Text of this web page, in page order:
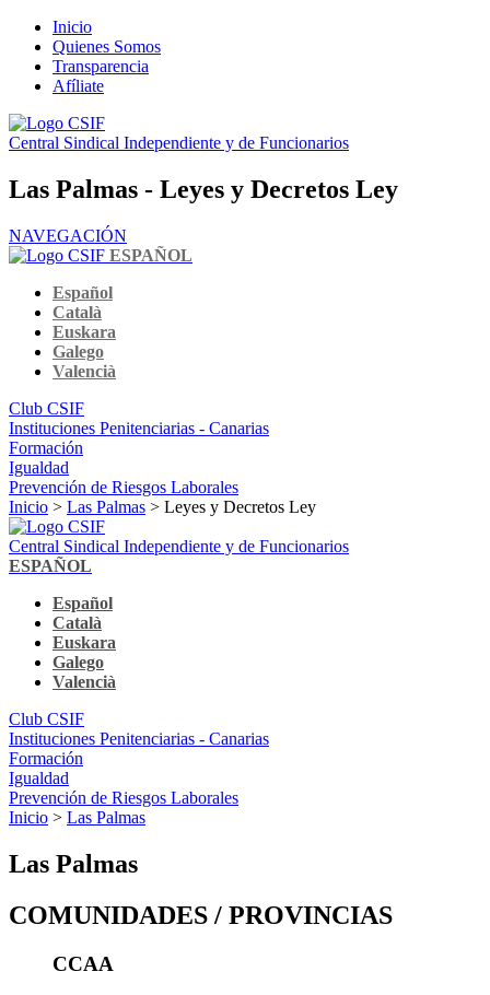
Inicio
Quienes Somos
Transparencia
Afíliate
Central Sindical Independiente y de Funcionarios
Las Palmas - Leyes y Decretos Ley
NAVEGACIÓN
ESPAÑOL
Español
Català
Euskara
Galego
Valencià
Club CSIF
Instituciones Penitenciarias - Canarias
Formación
Igualdad
Prevención de Riesgos Laborales
Inicio > Las Palmas > Leyes y Decretos Ley
Central Sindical Independiente y de Funcionarios
ESPAÑOL
Español
Català
Euskara
Galego
Valencià
Club CSIF
Instituciones Penitenciarias - Canarias
Formación
Igualdad
Prevención de Riesgos Laborales
Inicio > Las Palmas
Las Palmas
COMUNIDADES / PROVINCIAS
CCAA